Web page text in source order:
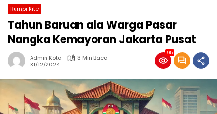
Rumpi Kite
Tahun Baruan ala Warga Pasar
Nangka Kemayoran Jakarta Pusat
Admin Kota
3 Min Baca
31/12/2024
95